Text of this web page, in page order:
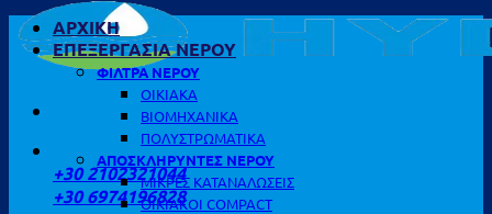
ΚΑΛΕΣΤΕ ΜΑΣ
+30 2102321044
+30 6974196828
ΑΡΧΙΚΗ
ΕΠΕΞΕΡΓΑΣΙΑ ΝΕΡΟΥ
ΦΙΛΤΡΑ ΝΕΡΟΥ
ΟΙΚΙΑΚΑ
ΒΙΟΜΗΧΑΝΙΚΑ
ΠΟΛΥΣΤΡΩΜΑΤΙΚΑ
ΑΠΟΣΚΛΗΡΥΝΤΕΣ ΝΕΡΟΥ
ΜΙΚΡΕΣ ΚΑΤΑΝΑΛΩΣΕΙΣ
ΟΙΚΙΑΚΟΙ COMPACT